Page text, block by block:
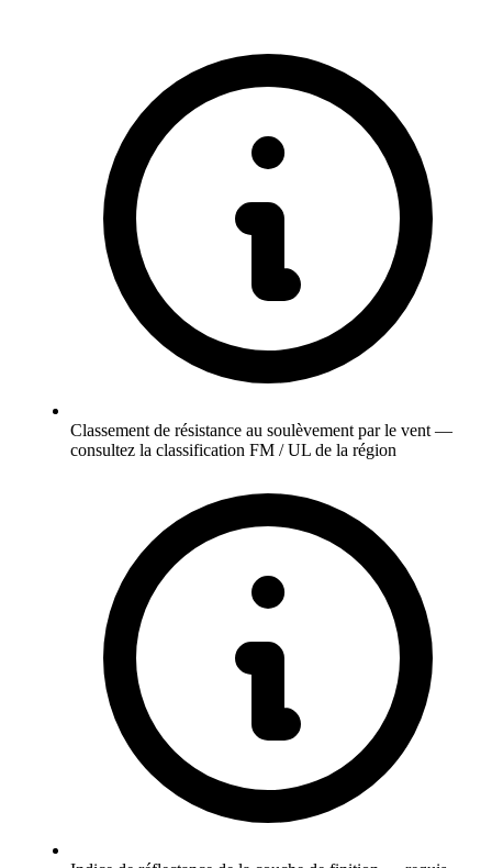
Classement de résistance au soulèvement par le vent —
consultez la classification FM / UL de la région